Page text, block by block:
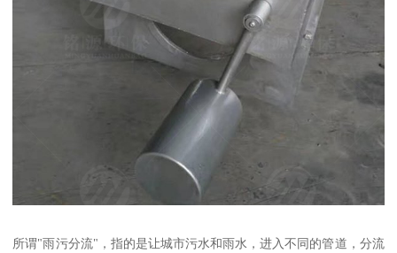
所谓"雨污分流"，指的是让城市污水和雨水，进入不同的管道，分流